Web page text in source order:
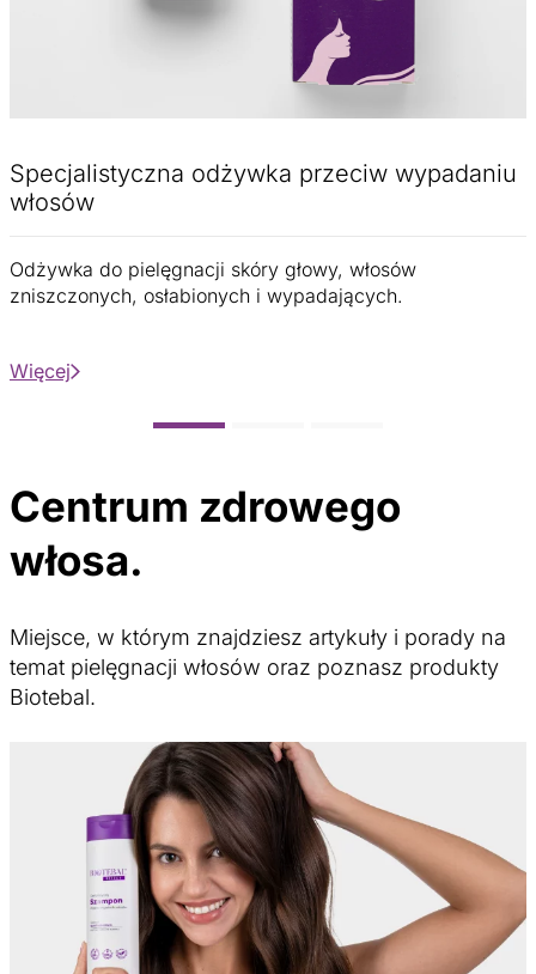
Specjalistyczna odżywka przeciw wypadaniu
włosów
Odżywka do pielęgnacji skóry głowy, włosów
zniszczonych, osłabionych i wypadających.
Więcej
Centrum zdrowego
włosa.
Miejsce, w którym znajdziesz artykuły i porady na
temat pielęgnacji włosów oraz poznasz produkty
Biotebal.